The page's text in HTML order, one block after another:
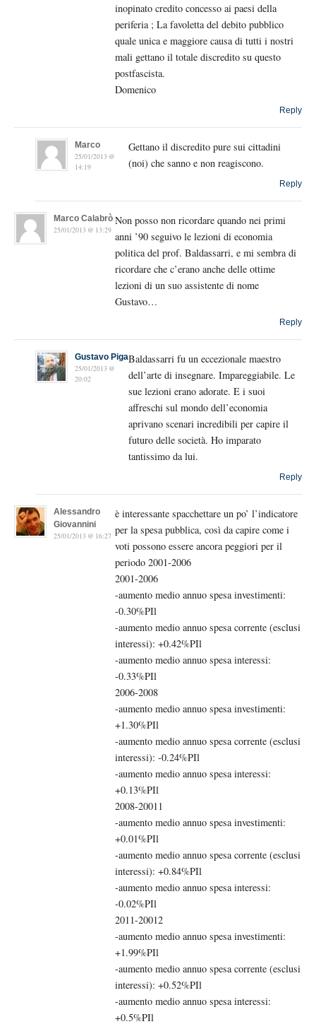
inopinato credito concesso ai paesi della
periferia ; La favoletta del debito pubblico
quale unica e maggiore causa di tutti i nostri
mali gettano il totale discredito su questo
postfascista.
Domenico
Reply
Marco
25/01/2013 @
14:19
Gettano il discredito pure sui cittadini
(noi) che sanno e non reagiscono.
Reply
Marco Calabrò
25/01/2013 @ 13:29
Non posso non ricordare quando nei primi
anni ’90 seguivo le lezioni di economia
politica del prof. Baldassarri, e mi sembra di
ricordare che c’erano anche delle ottime
lezioni di un suo assistente di nome
Gustavo…
Reply
Gustavo Piga
25/01/2013 @
20:02
Baldassarri fu un eccezionale maestro
dell’arte di insegnare. Impareggiabile. Le
sue lezioni erano adorate. E i suoi
affreschi sul mondo dell’economia
aprivano scenari incredibili per capire il
futuro delle società. Ho imparato
tantissimo da lui.
Reply
Alessandro
Giovannini
25/01/2013 @ 16:27
è interessante spacchettare un po’ l’indicatore
per la spesa pubblica, così da capire come i
voti possono essere ancora peggiori per il
periodo 2001-2006
2001-2006
-aumento medio annuo spesa investimenti:
-0.30%PIl
-aumento medio annuo spesa corrente (esclusi
interessi): +0.42%PIl
-aumento medio annuo spesa interessi:
-0.33%PIl
2006-2008
-aumento medio annuo spesa investimenti:
+1.30%PIl
-aumento medio annuo spesa corrente (esclusi
interessi): -0.24%PIl
-aumento medio annuo spesa interessi:
+0.13%PIl
2008-20011
-aumento medio annuo spesa investimenti:
+0.01%PIl
-aumento medio annuo spesa corrente (esclusi
interessi): +0.84%PIl
-aumento medio annuo spesa interessi:
-0.02%PIl
2011-20012
-aumento medio annuo spesa investimenti:
+1.99%PIl
-aumento medio annuo spesa corrente (esclusi
interessi): +0.52%PIl
-aumento medio annuo spesa interessi:
+0.5%PIl